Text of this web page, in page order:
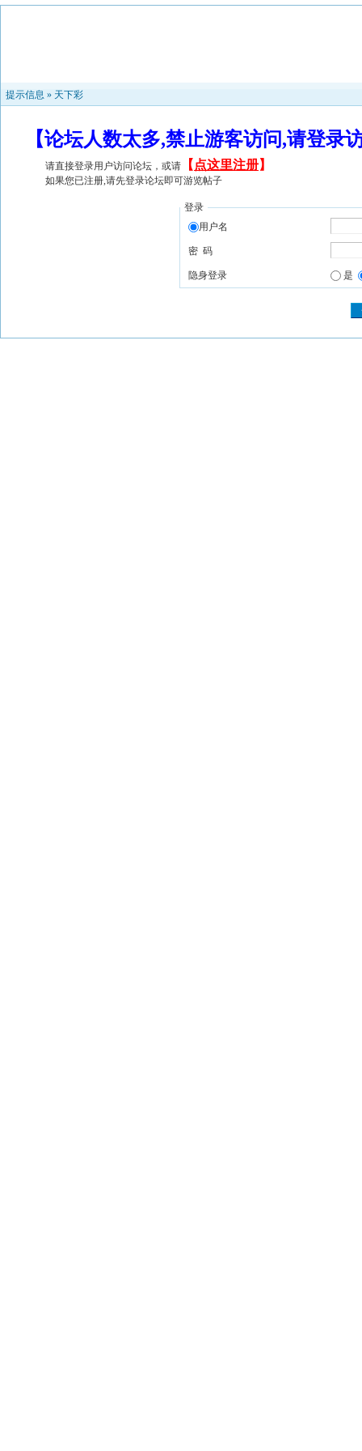
提示信息 » 天下彩
【论坛人数太多,禁止游客访问,请登
请直接登录用户访问论坛，或请 【 点这里注册】
如果您已注册,请先登录论坛即可游览帖子
登录
用户名
密 码
隐身登录 是